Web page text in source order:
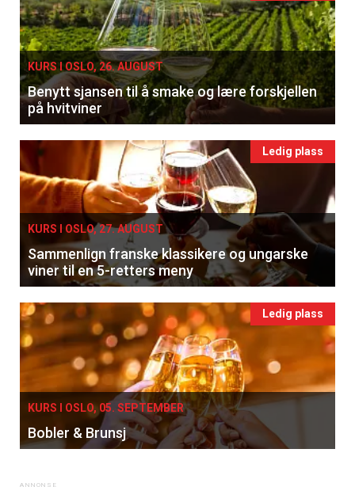
KURS I OSLO, 26. AUGUST
Benytt sjansen til å smake og lære forskjellen
på hvitviner
Ledig plass
KURS I OSLO, 27. AUGUST
Sammenlign franske klassikere og ungarske
viner til en 5-retters meny
Ledig plass
KURS I OSLO, 05. SEPTEMBER
Bobler & Brunsj